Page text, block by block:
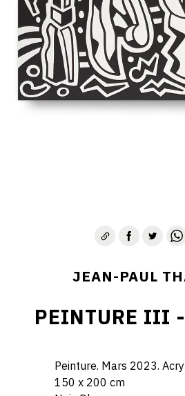
PEINTURE
SCULPTURE
JEAN-PAUL
PEINTURE III
Peinture. Mars 2023.
150 x 200 cm